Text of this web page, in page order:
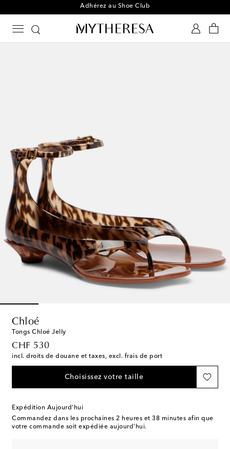
Adhérez au Shoe Club
Chloé
Tongs Chloé Jelly
CHF 530
original price
incl. droits de douane et taxes, excl. frais de port
Choisissez votre taille
Expédition Aujourd'hui
Commandez dans les prochaines 2 heures et 38 minutes afin que
votre commande soit expédiée aujourd'hui.